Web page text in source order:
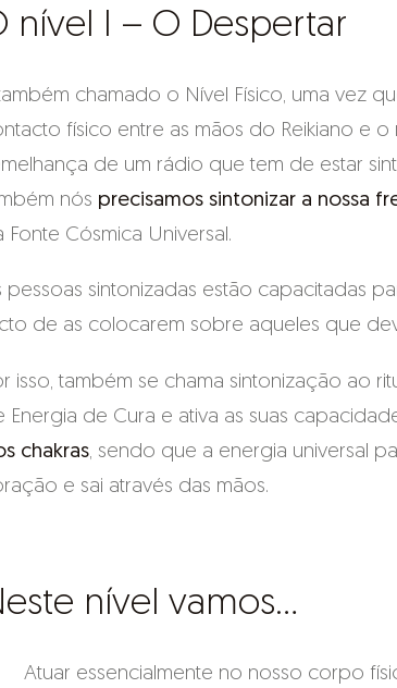
nível I – O Despertar
chamado o Nível Físico, uma vez
físico entre as mãos do Reikiano e
de um rádio que tem de estar
nós precisamos sintonizar a nossa
Fonte Cósmica Universal.
pessoas sintonizadas estão capacitadas
de as colocarem sobre aqueles que
isso, também se chama sintonização ao
Energia de Cura e ativa as suas
chakras, sendo que a energia universal
e sai através das mãos.
nível vamos…
Atuar essencialmente no nosso corpo